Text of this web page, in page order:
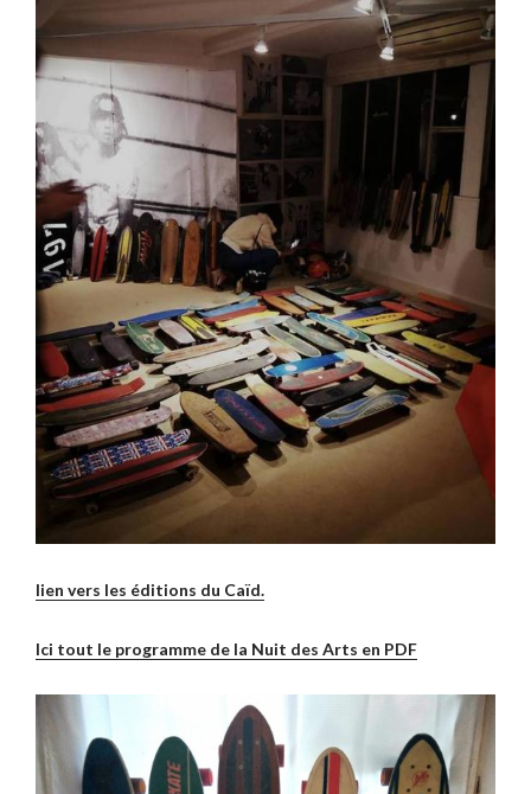
lien vers les éditions du Caïd.
Ici tout le programme de la Nuit des Arts en PDF